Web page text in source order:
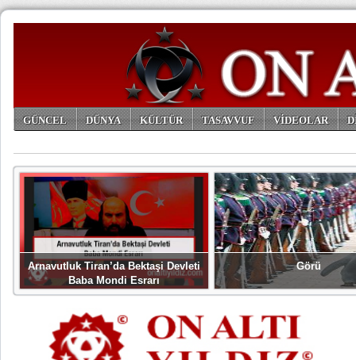
GÜNCEL DÜNYA KÜLTÜR TASAVVUF VİDEOLAR
Arnavutluk Tiran’da Bektaşi Devleti
Baba Mondi Esrarı
Görü